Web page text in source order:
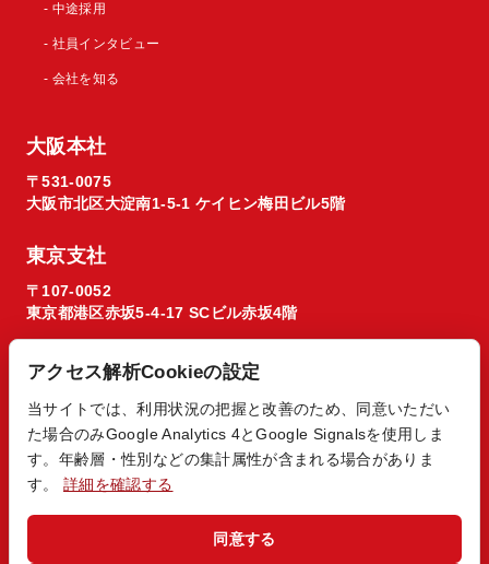
- 中途採用
- 社員インタビュー
- 会社を知る
大阪本社
〒531-0075
大阪市北区大淀南1-5-1 ケイヒン梅田ビル5階
東京支社
〒107-0052
東京都港区赤坂5-4-17 SCビル赤坂4階
© 2026 Regista X1 co. ltd.
アクセス解析Cookieの設定
当サイトでは、利用状況の把握と改善のため、同意いただい
た場合のみGoogle Analytics 4とGoogle Signalsを使用しま
す。年齢層・性別などの集計属性が含まれる場合がありま
す。詳細を確認する
同意する